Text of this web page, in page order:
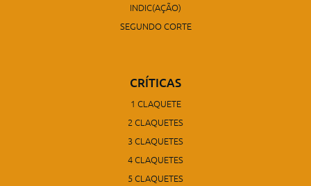
INDIC(AÇÃO)
SEGUNDO CORTE
CRÍTICAS
1 CLAQUETE
2 CLAQUETES
3 CLAQUETES
4 CLAQUETES
5 CLAQUETES